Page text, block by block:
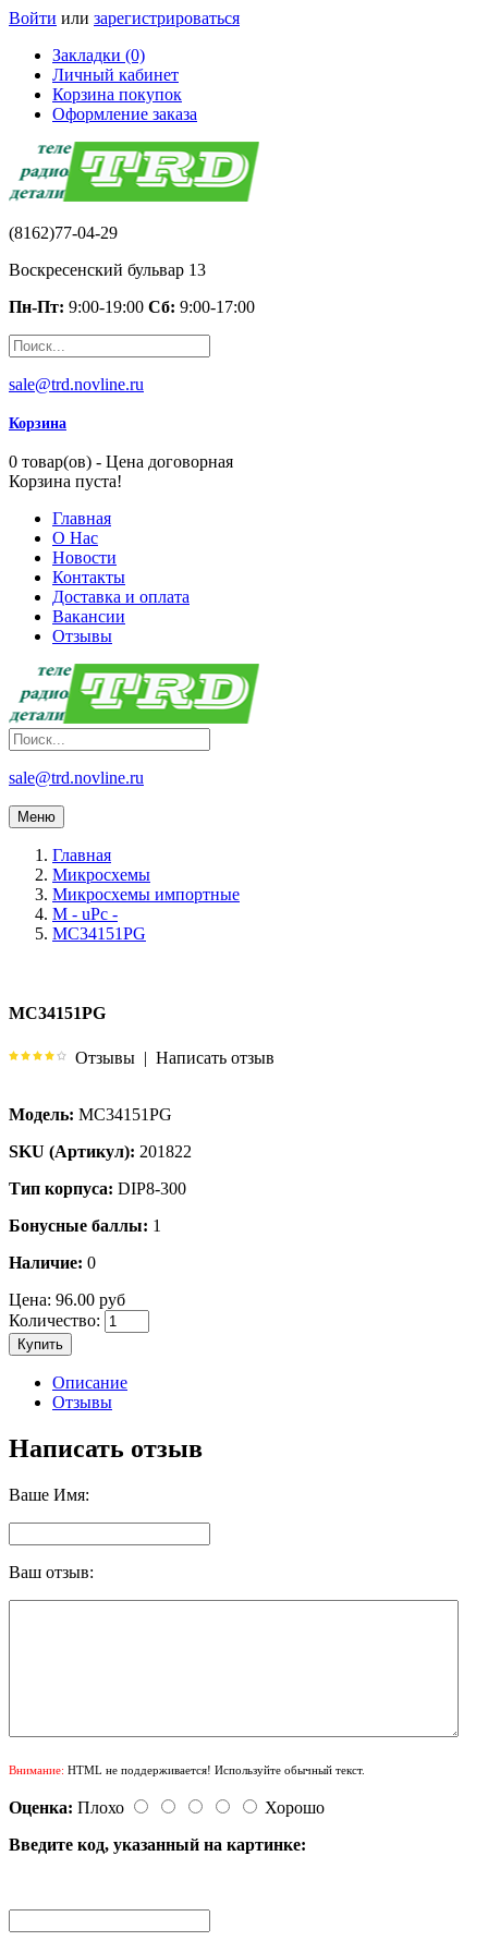
Войти или зарегистрироваться
Закладки (0)
Личный кабинет
Корзина покупок
Оформление заказа
(8162)77-04-29
Воскресенский бульвар 13
Пн-Пт: 9:00-19:00 Сб: 9:00-17:00
sale@trd.novline.ru
Корзина
0 товар(ов) - Цена договорная
Корзина пуста!
Главная
О Нас
Новости
Контакты
Доставка и оплата
Вакансии
Отзывы
sale@trd.novline.ru
Меню
Главная
Микросхемы
Микросхемы импортные
M - uPc -
MC34151PG
MC34151PG
Отзывы | Написать отзыв
Модель: MC34151PG
SKU (Артикул): 201822
Тип корпуса: DIP8-300
Бонусные баллы: 1
Наличие: 0
Цена: 96.00 руб
Количество:
Купить
Описание
Отзывы
Написать отзыв
Ваше Имя:
Ваш отзыв:
Внимание: HTML не поддерживается! Используйте обычный текст.
Оценка: Плохо
Хорошо
Введите код, указанный на картинке: